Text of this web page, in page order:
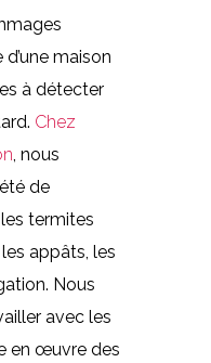
maison
à détecter
Chez
, nous
de
termites
appâts, les
Nous
avec les
en œuvre des